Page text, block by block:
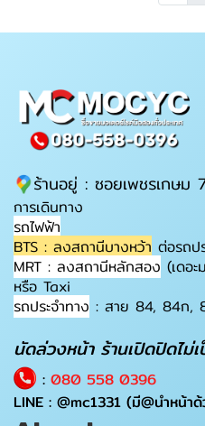
ร้านอยู่ : ซอยเพชรเกษ
การเดินทาง
รถไฟฟ้า
BTS : ลงสถานีบางหว้า ต่อรถป
MRT : ลงสถานีหลักสอง (เดอ
หรือ Taxi
รถประจำทาง : สาย 84, 84ก,
นัดล่วงหน้า ร้านเปิดปิดไม่เ
: 080 558 0396
LINE : @mc1331 (มี@นำหน้า